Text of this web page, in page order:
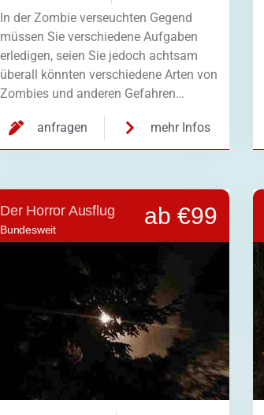
In der Zombie verseuchten Gegend
müssen Sie verschiedene Aufgaben
erledigen, seien Sie jedoch achtsam
überall könnten verschiedene Arten von
Zombies und anderen Gefahren…
anfragen mehr Infos
Der Horror Ausflug
Bundesweit
ab €99